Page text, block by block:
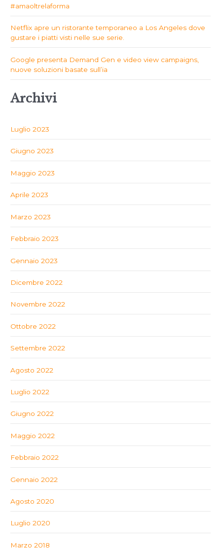
#amaoltrelaforma
Netflix apre un ristorante temporaneo a Los Angeles dove
gustare i piatti visti nelle sue serie.
Google presenta Demand Gen e video view campaigns,
nuove soluzioni basate sull’ia
Archivi
Luglio 2023
Giugno 2023
Maggio 2023
Aprile 2023
Marzo 2023
Febbraio 2023
Gennaio 2023
Dicembre 2022
Novembre 2022
Ottobre 2022
Settembre 2022
Agosto 2022
Luglio 2022
Giugno 2022
Maggio 2022
Febbraio 2022
Gennaio 2022
Agosto 2020
Luglio 2020
Marzo 2018